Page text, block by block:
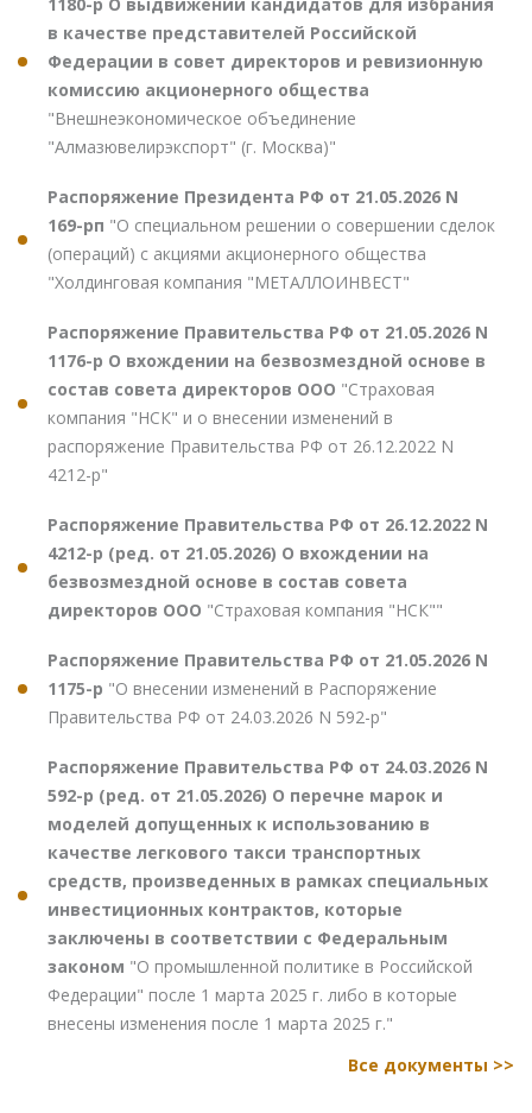
в качестве представителей Российской
Федерации в совет директоров и ревизионную
комиссию акционерного общества
"Внешнеэкономическое объединение
"Алмазювелирэкспорт" (г. Москва)"
Распоряжение Президента РФ от 21.05.2026 N
169-рп "О специальном решении о совершении сделок
(операций) с акциями акционерного общества
"Холдинговая компания "МЕТАЛЛОИНВЕСТ"
Распоряжение Правительства РФ от 21.05.2026 N
1176-р О вхождении на безвозмездной основе в
состав совета директоров ООО "Страховая
компания "НСК" и о внесении изменений в
распоряжение Правительства РФ от 26.12.2022 N
4212-р"
Распоряжение Правительства РФ от 26.12.2022 N
4212-р (ред. от 21.05.2026) О вхождении на
безвозмездной основе в состав совета
директоров ООО "Страховая компания "НСК""
Распоряжение Правительства РФ от 21.05.2026 N
1175-р "О внесении изменений в Распоряжение
Правительства РФ от 24.03.2026 N 592-р"
Распоряжение Правительства РФ от 24.03.2026 N
592-р (ред. от 21.05.2026) О перечне марок и
моделей допущенных к использованию в
качестве легкового такси транспортных
средств, произведенных в рамках специальных
инвестиционных контрактов, которые
заключены в соответствии с Федеральным
законом "О промышленной политике в Российской
Федерации" после 1 марта 2025 г. либо в которые
внесены изменения после 1 марта 2025 г."
Все документы >>